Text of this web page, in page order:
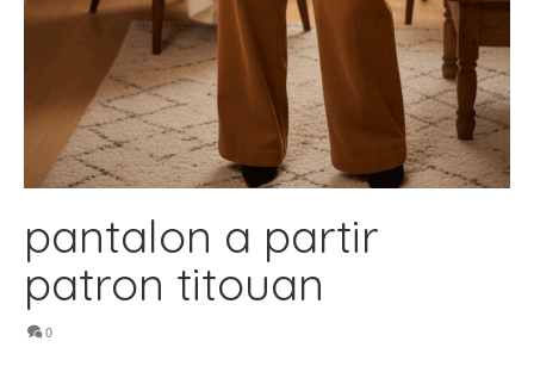
pantalon a partir
patron titouan
0